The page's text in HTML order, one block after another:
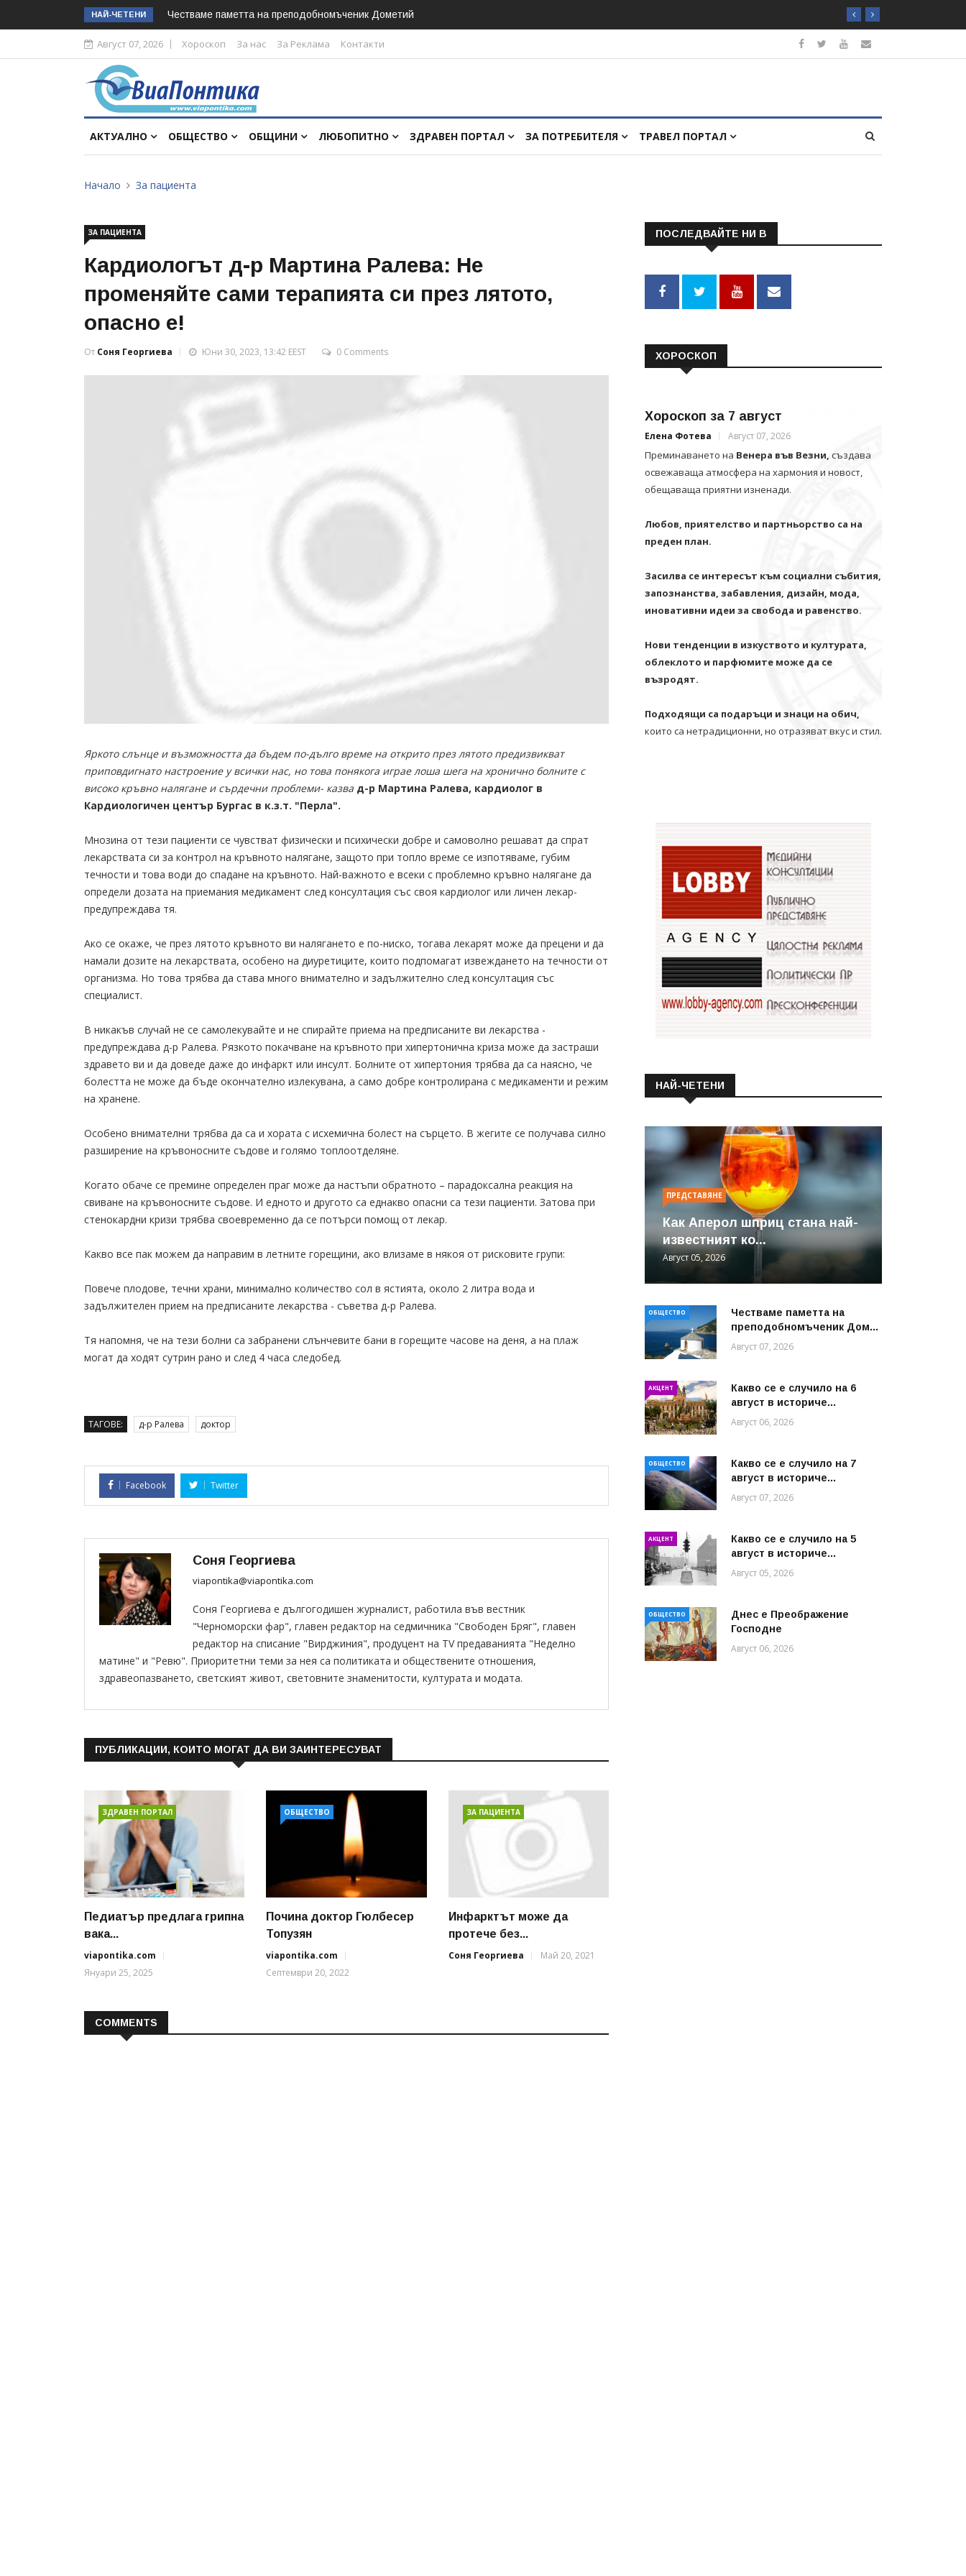
НАЙ-ЧЕТЕНИ Честваме паметта на преподобномъченик Дометий
Август 07, 2026 Хороскоп За нас За Реклама Контакти
АКТУАЛНО ОБЩЕСТВО ОБЩИНИ ЛЮБОПИТНО ЗДРАВЕН ПОРТАЛ ЗА ПОТРЕБИТЕЛЯ ТРАВЕЛ ПОРТАЛ
Начало За пациента
ЗА ПАЦИЕНТА
Кардиологът д-р Мартина Ралева: Не
променяйте сами терапията си през лятото,
опасно е!
От Соня Георгиева Юни 30, 2023, 13:42 EEST 0 Comments
Яркото слънце и възможността да бъдем по-дълго време на открито през лятото предизвикват
приповдигнато настроение у всички нас, но това понякога играе лоша шега на хронично болните с
високо кръвно налягане и сърдечни проблеми- казва д-р Мартина Ралева, кардиолог в
Кардиологичен център Бургас в к.з.т. "Перла".
Мнозина от тези пациенти се чувстват физически и психически добре и самоволно решават да спрат
лекарствата си за контрол на кръвното налягане, защото при топло време се изпотяваме, губим
течности и това води до спадане на кръвното. Най-важното е всеки с проблемно кръвно налягане да
определи дозата на приемания медикамент след консултация със своя кардиолог или личен лекар-
предупреждава тя.
Ако се окаже, че през лятото кръвното ви налягането е по-ниско, тогава лекарят може да прецени и да
намали дозите на лекарствата, особено на диуретиците, които подпомагат извеждането на течности от
организма. Но това трябва да става много внимателно и задължително след консултация със
специалист.
В никакъв случай не се самолекувайте и не спирайте приема на предписаните ви лекарства -
предупреждава д-р Ралева. Рязкото покачване на кръвното при хипертонична криза може да застраши
здравето ви и да доведе даже до инфаркт или инсулт. Болните от хипертония трябва да са наясно, че
болестта не може да бъде окончателно излекувана, а само добре контролирана с медикаменти и режим
на хранене.
Особено внимателни трябва да са и хората с исхемична болест на сърцето. В жегите се получава силно
разширение на кръвоносните съдове и голямо топлоотделяне.
Когато обаче се премине определен праг може да настъпи обратното – парадоксална реакция на
свиване на кръвоносните съдове. И едното и другото са еднакво опасни са тези пациенти. Затова при
стенокардни кризи трябва своевременно да се потърси помощ от лекар.
Какво все пак можем да направим в летните горещини, ако влизаме в някоя от рисковите групи:
Повече плодове, течни храни, минимално количество сол в ястията, около 2 литра вода и
задължителен прием на предписаните лекарства - съветва д-р Ралева.
Тя напомня, че на тези болни са забранени слънчевите бани в горещите часове на деня, а на плаж
могат да ходят сутрин рано и след 4 часа следобед.
ТАГОВЕ: д-р Ралева доктор
Facebook Twitter
Соня Георгиева
viapontika@viapontika.com
Соня Георгиева е дългогодишен журналист, работила във вестник
"Черноморски фар", главен редактор на седмичника "Свободен Бряг", главен
редактор на списание "Вирджиния", продуцент на TV предаванията "Неделно
матине" и "Ревю". Приоритетни теми за нея са политиката и обществените отношения,
здравеопазването, светският живот, световните знаменитости, културата и модата.
ПУБЛИКАЦИИ, КОИТО МОГАТ ДА ВИ ЗАИНТЕРЕСУВАТ
ЗДРАВЕН ПОРТАЛ
Педиатър предлага грипна
вака...
viapontika.com
Януари 25, 2025
ОБЩЕСТВО
Почина доктор Гюлбесер
Топузян
viapontika.com
Септември 20, 2022
ЗА ПАЦИЕНТА
Инфарктът може да
протече без...
Соня Георгиева
Май 20, 2021
COMMENTS
ПОСЛЕДВАЙТЕ НИ В
ХОРОСКОП
Хороскоп за 7 август
Елена Фотева Август 07, 2026
Преминаването на Венера във Везни, създава
освежаваща атмосфера на хармония и новост,
обещаваща приятни изненади.
Любов, приятелство и партньорство са на
преден план.
Засилва се интересът към социални събития,
запознанства, забавления, дизайн, мода,
иновативни идеи за свобода и равенство.
Нови тенденции в изкуството и културата,
облеклото и парфюмите може да се
възродят.
Подходящи са подаръци и знаци на обич,
които са нетрадиционни, но отразяват вкус и стил.
НАЙ-ЧЕТЕНИ
ПРЕДСТАВЯНЕ
Как Аперол шприц стана най-
известният ко...
Август 05, 2026
ОБЩЕСТВО
Честваме паметта на
преподобномъченик Дом...
Август 07, 2026
АКЦЕНТ
Какво се е случило на 6
август в историче...
Август 06, 2026
ОБЩЕСТВО
Какво се е случило на 7
август в историче...
Август 07, 2026
АКЦЕНТ
Какво се е случило на 5
август в историче...
Август 05, 2026
ОБЩЕСТВО
Днес е Преображение
Господне
Август 06, 2026